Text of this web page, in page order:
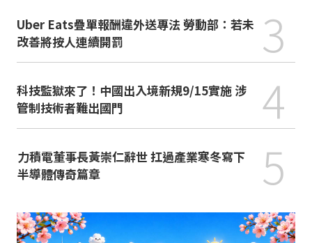
Uber Eats疊單報酬違外送專法 勞動部：若未
改善將按人連續開罰
3
科技監獄來了！中國出入境新規9/15實施 涉
管制技術者難出國門
4
力積電董事長黃崇仁辭世 扛過產業寒冬寫下
半導體傳奇篇章
5